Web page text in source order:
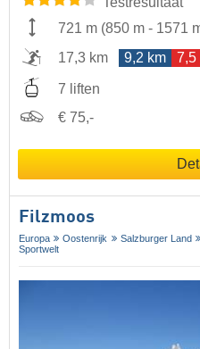
721 m (850 m - 1571
17,3 km
9,2 km 7,5
7 liften
€ 75,-
Filzmoos
Europa Oostenrijk Salzburger Land
Sportwelt